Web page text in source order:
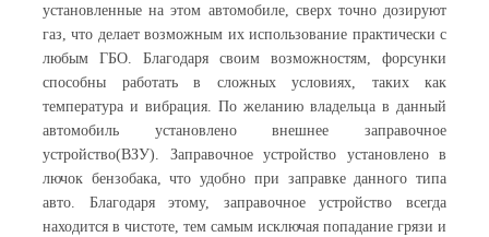
установленные на этом автомобиле, сверх точно дозируют
газ, что делает возможным их использование практически с
любым ГБО. Благодаря своим возможностям, форсунки
способны работать в сложных условиях, таких как
температура и вибрация. По желанию владельца в данный
автомобиль установлено внешнее заправочное
устройство(ВЗУ). Заправочное устройство установлено в
лючок бензобака, что удобно при заправке данного типа
авто. Благодаря этому, заправочное устройство всегда
находится в чистоте, тем самым исключая попадание грязи и